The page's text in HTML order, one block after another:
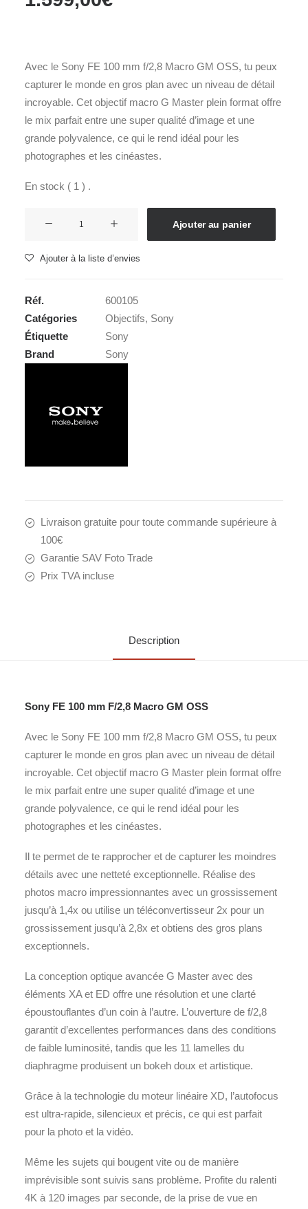
Avec le Sony FE 100 mm f/2,8 Macro GM OSS, tu peux
capturer le monde en gros plan avec un niveau de détail
incroyable. Cet objectif macro G Master plein format offre
le mix parfait entre une super qualité d’image et une
grande polyvalence, ce qui le rend idéal pour les
photographes et les cinéastes.
En stock ( 1 ) .
SONY
2,8
MACRO
GM
OSS
Ajouter au panier
Ajouter à la liste d’envies
Réf.
600105
Catégories
Objectifs, Sony
Étiquette
Sony
Brand
Sony
Livraison gratuite pour toute commande supérieure à
100€
Garantie SAV Foto Trade
Prix TVA incluse
Description
Sony FE 100 mm F/2,8 Macro GM OSS
Avec le Sony FE 100 mm f/2,8 Macro GM OSS, tu peux
capturer le monde en gros plan avec un niveau de détail
incroyable. Cet objectif macro G Master plein format offre
le mix parfait entre une super qualité d’image et une
grande polyvalence, ce qui le rend idéal pour les
photographes et les cinéastes.
Il te permet de te rapprocher et de capturer les moindres
détails avec une netteté exceptionnelle. Réalise des
photos macro impressionnantes avec un grossissement
jusqu’à 1,4x ou utilise un téléconvertisseur 2x pour un
grossissement jusqu’à 2,8x et obtiens des gros plans
exceptionnels.
La conception optique avancée G Master avec des
éléments XA et ED offre une résolution et une clarté
époustouflantes d’un coin à l’autre. L’ouverture de f/2,8
garantit d’excellentes performances dans des conditions
de faible luminosité, tandis que les 11 lamelles du
diaphragme produisent un bokeh doux et artistique.
Grâce à la technologie du moteur linéaire XD, l’autofocus
est ultra-rapide, silencieux et précis, ce qui est parfait
pour la photo et la vidéo.
Même les sujets qui bougent vite ou de manière
imprévisible sont suivis sans problème. Profite du ralenti
4K à 120 images par seconde, de la prise de vue en